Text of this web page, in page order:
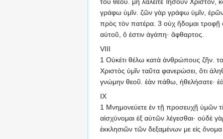
τοῦ θεοῦ. μὴ λαλεῖτε Ἰησοῦν Χριστόν,
γράφω ὑμῖν. ζῶν γὰρ γράφω ὑμῖν, ἐρῶν
πρὸς τὸν πατέρα. 3 οὐχ ἥδομαι τροφῇ
αὐτοῦ, ὅ ἐστιν ἀγάπη· ἄφθαρτος.
VIII
1 Οὐκέτι θέλω κατὰ ἀνθρώπους ζῆν.
Χριστὸς ὑμῖν ταῦτα φανερώσει, ὅτι
γνώμην θεοῦ. ἐὰν πάθω, ἠθελήσατε·
IX
1 Μνημονεύετε ἐν τῇ προσευχῇ ὑμῶν
αἰσχύνομαι ἐξ αὐτῶν λέγεσθαι· οὐδὲ
ἐκκλησιῶν τῶν δεξαμένων με εἰς